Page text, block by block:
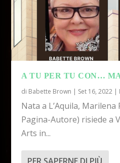
A TU PER TU CON…
di Babette Brown | Set 16, 2022 |
Nata a L’Aquila, Marilena
Pagina-Autore) risiede a
Arts in...